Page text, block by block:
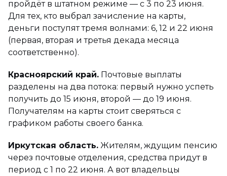
пройдёт в штатном режиме — с 3 по 23 июня.
Для тех, кто выбрал зачисление на карты,
деньги поступят тремя волнами: 6, 12 и 22 июня
(первая, вторая и третья декада месяца
соответственно).
Красноярский край. Почтовые выплаты
разделены на два потока: первый нужно успеть
получить до 15 июня, второй — до 19 июня.
Получателям на карты стоит сверяться с
графиком работы своего банка.
Иркутская область. Жителям, ждущим пенсию
через почтовые отделения, средства придут в
период с 1 по 22 июня. А вот владельцы